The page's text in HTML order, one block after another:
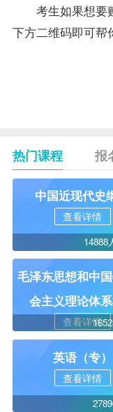
考生如果想要
下方二维码即可帮
热门课程 报
中国近现代史
查看详情
14888
毛泽东思想和中
会主义理论体
查看详情
英语（专）
查看详情